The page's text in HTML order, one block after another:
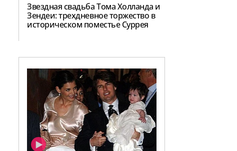
Звездная свадьба Тома Холланда и
Зендеи: трехдневное торжество в
историческом поместье Суррея